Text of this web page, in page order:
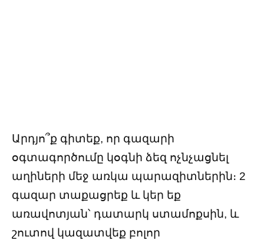
Արդյո՞ք գիտեք, որ գազարի
օգտագործումը կօգնի ձեզ ոչնչացնել
աղիների մեջ առկա պարազիտներին։ 2
գազար տաքացրեք և կեր եք
առավոտյան՝ դատարկ ստամոքսին, և
շուտով կազատվեք բոլոր